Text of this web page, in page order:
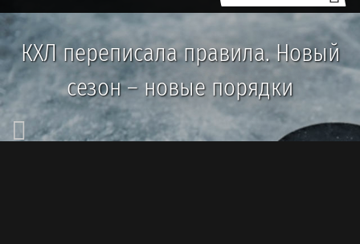
КХЛ переписала правила. Новый
сезон – новые порядки